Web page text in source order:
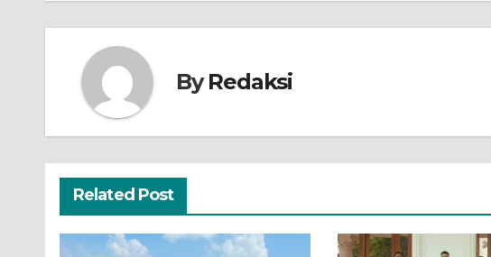
ByRedaksi
Related Post